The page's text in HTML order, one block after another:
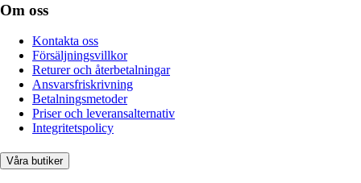
Om oss
Kontakta oss
Försäljningsvillkor
Returer och återbetalningar
Ansvarsfriskrivning
Betalningsmetoder
Priser och leveransalternativ
Integritetspolicy
Våra butiker